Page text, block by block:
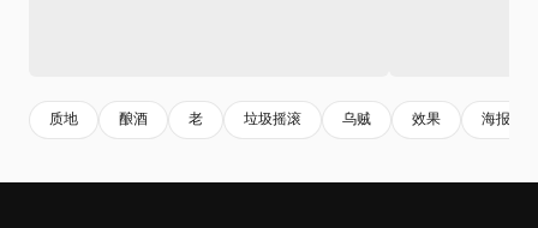
质地 酿酒 老 垃圾摇滚 乌贼 效果 海报